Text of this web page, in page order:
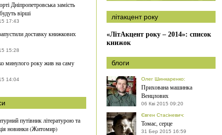
Дніпропетровська замість
вірші
17:43
доставку книжкових
15:28
минулого року жив на саму
14:04
путівник літературою та
новинки (Житомир)
літакцент року
«ЛітАкцент року – 2014»: список
книжок
блоги
Олег Шинкаренко:
Прихована машинка
Венцлових
06 Кві 2015 09:20
Євген Стасіневич:
Томас, серце
31 Бер 2015 16:59